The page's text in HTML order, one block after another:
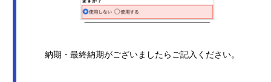
納期・最終納期がございましたらご記入ください。